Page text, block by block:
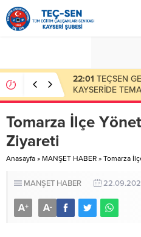
23:50 Eksik
Başvuru Evrakları
Tomarza İlçe
Ziyareti
Anasayfa » MANŞET HABER » Tomarza
MANŞET HABER
A+ A-